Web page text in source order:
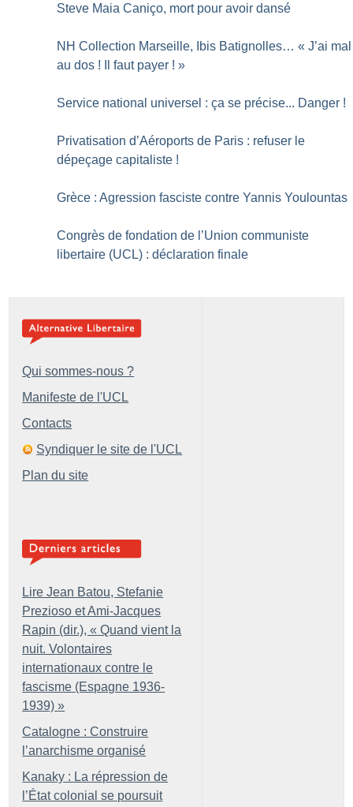
Steve Maia Caniço, mort pour avoir dansé
NH Collection Marseille, Ibis Batignolles… « J’ai mal
au dos ! Il faut payer ! »
Service national universel : ça se précise... Danger !
Privatisation d’Aéroports de Paris : refuser le
dépeçage capitaliste !
Grèce : Agression fasciste contre Yannis Youlountas
Congrès de fondation de l’Union communiste
libertaire (UCL) : déclaration finale
Qui sommes-nous ?
Manifeste de l'UCL
Contacts
Syndiquer le site de l'UCL
Plan du site
Lire Jean Batou, Stefanie
Prezioso et Ami-Jacques
Rapin (dir.), « Quand vient la
nuit. Volontaires
internationaux contre le
fascisme (Espagne 1936-
1939) »
Catalogne : Construire
l’anarchisme organisé
Kanaky : La répression de
l’État colonial se poursuit